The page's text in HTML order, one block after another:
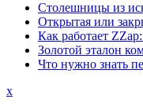
Столешницы из
Открытая или
Как работает
Золотой эталон
Что нужно знать
x